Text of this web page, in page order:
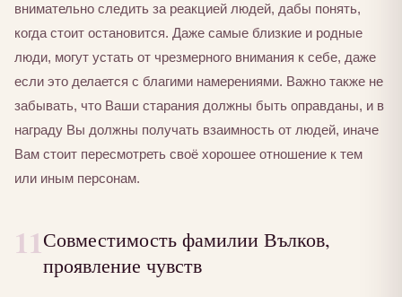
внимательно следить за реакцией людей, дабы понять,
когда стоит остановится. Даже самые близкие и родные
люди, могут устать от чрезмерного внимания к себе, даже
если это делается с благими намерениями. Важно также не
забывать, что Ваши старания должны быть оправданы, и в
награду Вы должны получать взаимность от людей, иначе
Вам стоит пересмотреть своё хорошее отношение к тем
или иным персонам.
11Совместимость фамилии Вълков,
проявление чувств